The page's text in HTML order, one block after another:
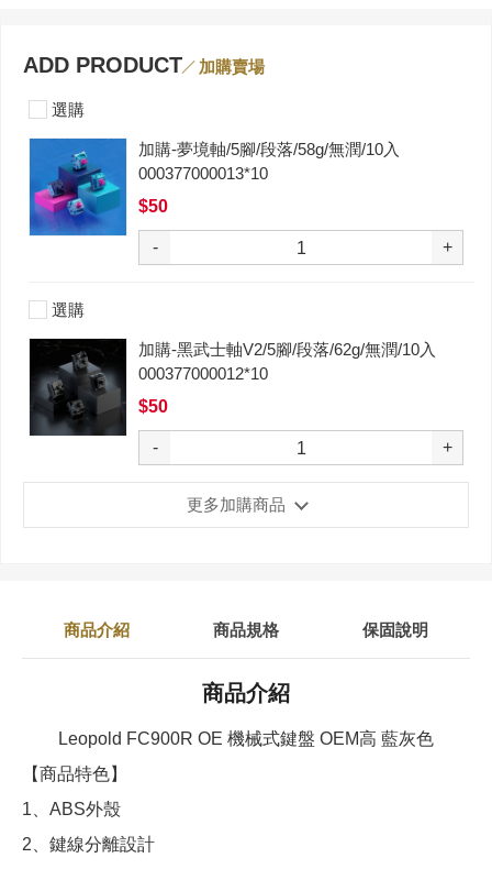
ADD PRODUCT 加購賣場
選購
加購-夢境軸/5腳/段落/58g/無潤/10入
000377000013*10
$50
- +
選購
加購-黑武士軸V2/5腳/段落/62g/無潤/10入
000377000012*10
$50
- +
更多加購商品
商品介紹 商品規格 保固說明
商品介紹
Leopold FC900R OE 機械式鍵盤 OEM高 藍灰色
【商品特色】
1、ABS外殼
2、鍵線分離設計